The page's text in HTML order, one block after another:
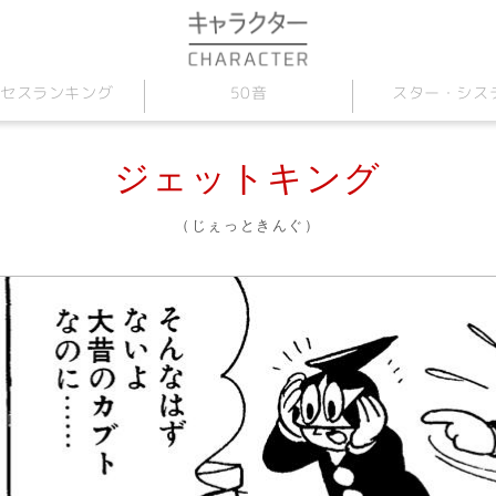
ス ランキング 50音 スター ・ シス
ジェットキング
（じぇっときんぐ）